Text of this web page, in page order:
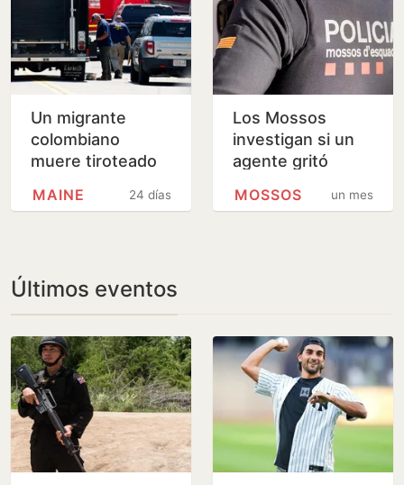
Un migrante
colombiano
muere tiroteado
Maine
24 días
MAINE
Los Mossos
investigan si un
agente gritó
para incitar aun mes
MOSSOS
Últimos eventos